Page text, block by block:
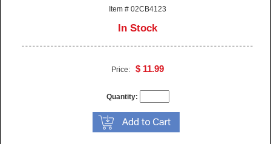
Item # 02CB4123
In Stock
Price:$ 11.99
Quantity: